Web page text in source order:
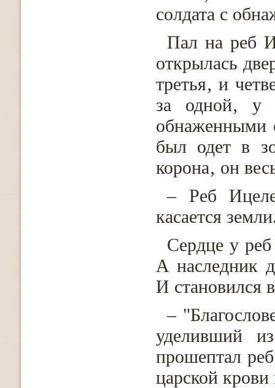
солдата с
Пал на реб
открылась
третья‚ и
за одной‚ у
обнаженными
был одет в
корона‚ он
– Реб
касается
Сердце у реб
А наследник
И становился
–
уделивший
прошептал
царской